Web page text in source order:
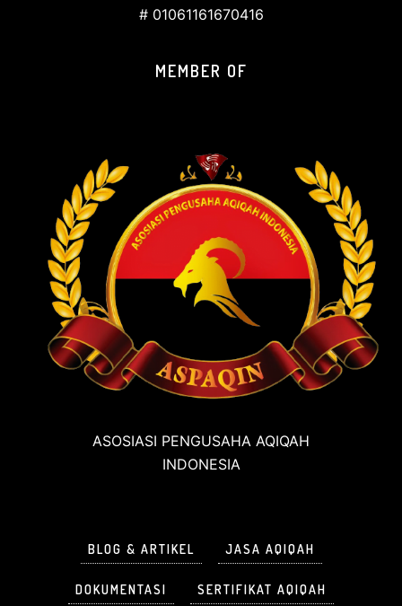
# 01061161670416
MEMBER OF
ASOSIASI PENGUSAHA AQIQAH
INDONESIA
BLOG & ARTIKEL JASA AQIQAH
DOKUMENTASI SERTIFIKAT AQIQAH